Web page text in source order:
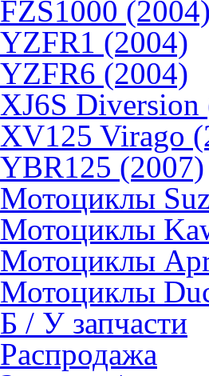
FZS1000 (2004)
YZFR1 (2004)
YZFR6 (2004)
XJ6S Diversion
XV125 Virago
YBR125 (2007)
Мотоциклы
Мотоциклы
Мотоциклы
Мотоциклы
Б / У запчасти
Распродажа